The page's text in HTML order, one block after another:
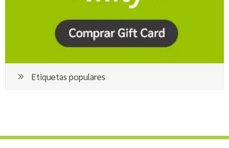
Etiquetas populares